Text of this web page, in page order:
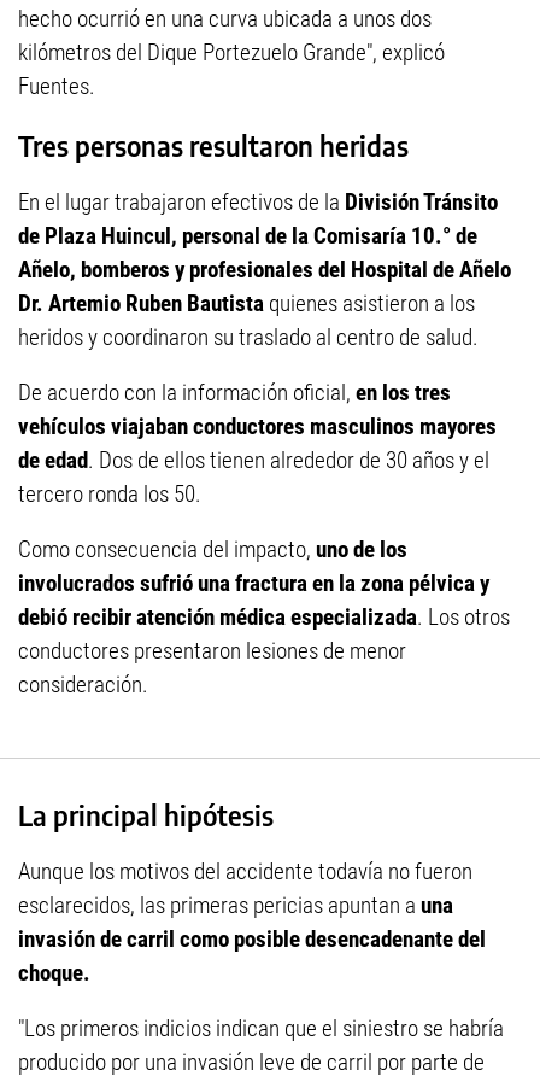
hecho ocurrió en una curva ubicada a unos dos
kilómetros del Dique Portezuelo Grande", explicó
Fuentes.
Tres personas resultaron heridas
En el lugar trabajaron efectivos de la División Tránsito
de Plaza Huincul, personal de la Comisaría 10.° de
Añelo, bomberos y profesionales del Hospital de Añelo
Dr. Artemio Ruben Bautista quienes asistieron a los
heridos y coordinaron su traslado al centro de salud.
De acuerdo con la información oficial, en los tres
vehículos viajaban conductores masculinos mayores
de edad. Dos de ellos tienen alrededor de 30 años y el
tercero ronda los 50.
Como consecuencia del impacto, uno de los
involucrados sufrió una fractura en la zona pélvica y
debió recibir atención médica especializada. Los otros
conductores presentaron lesiones de menor
consideración.
La principal hipótesis
Aunque los motivos del accidente todavía no fueron
esclarecidos, las primeras pericias apuntan a una
invasión de carril como posible desencadenante del
choque.
"Los primeros indicios indican que el siniestro se habría
producido por una invasión leve de carril por parte de